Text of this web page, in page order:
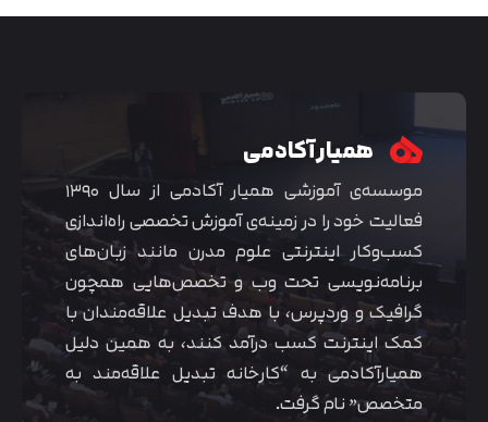
همیار آکادمی
موسسه‌ی آموزشی همیار آکادمی از سال ۱۳۹۰
فعالیت خود را در زمینه‌ی آموزش تخصصی راه‌اندازی
کسب‌و‌کار اینترنتی علوم مدرن مانند زبان‌های
برنامه‌نویسی تحت وب و تخصص‌هایی همچون
گرافیک و وردپرس، با هدف تبدیل علاقه‌مندان با
کمک اینترنت کسب درآمد کنند، به همین دلیل
همیارآکادمی به “کارخانه تبدیل علاقه‌مند به
متخصص” نام گرفت.